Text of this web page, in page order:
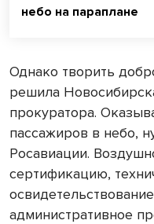
небо на параплане
Однако творить
решила
прокуратора.
пассажиров в небо,
Росавиации.
сертификацию,
административное